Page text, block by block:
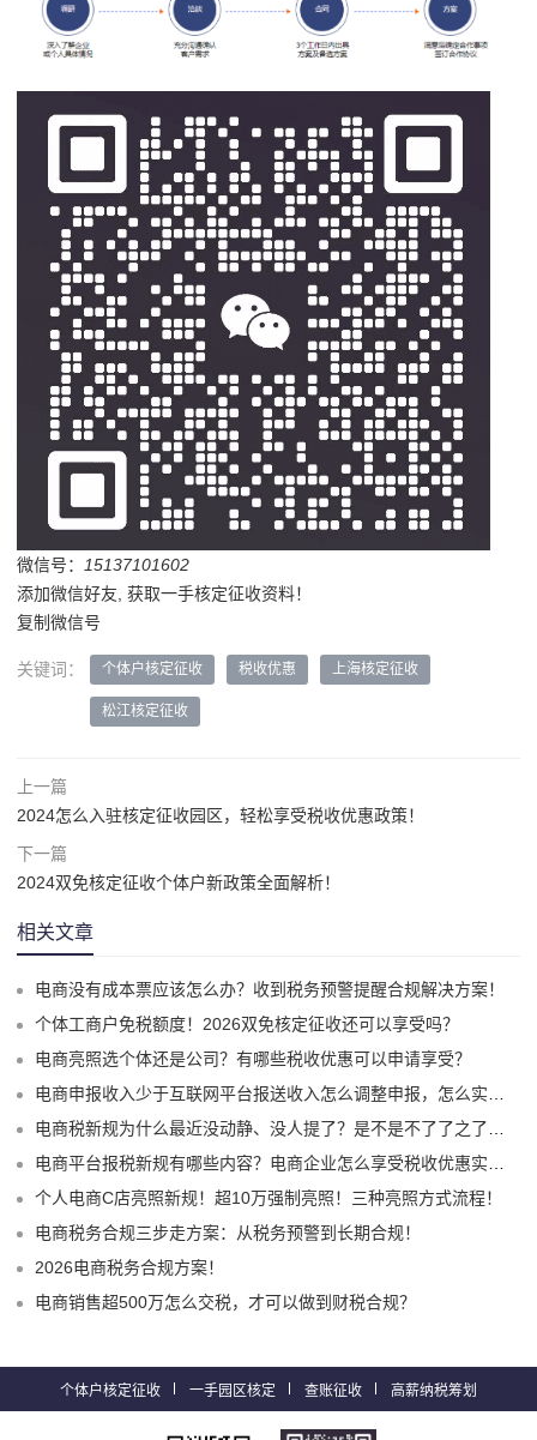
微信号：
15137101602
添加微信好友, 获取一手核定征收资料！
复制微信号
关键词： 个体户核定征收 税收优惠 上海核定征收
松江核定征收
上一篇
2024怎么入驻核定征收园区，轻松享受税收优惠政策！
下一篇
2024双免核定征收个体户新政策全面解析！
相关文章
电商没有成本票应该怎么办？收到税务预警提醒合规解决方案！
个体工商户免税额度！2026双免核定征收还可以享受吗？
电商亮照选个体还是公司？有哪些税收优惠可以申请享受？
电商申报收入少于互联网平台报送收入怎么调整申报，怎么实现合规申报享受税收优惠！
电商税新规为什么最近没动静、没人提了？是不是不了了之了嘛？
电商平台报税新规有哪些内容？电商企业怎么享受税收优惠实现税务合规？
个人电商C店亮照新规！超10万强制亮照！三种亮照方式流程！
电商税务合规三步走方案：从税务预警到长期合规！
2026电商税务合规方案！
电商销售超500万怎么交税，才可以做到财税合规？
个体户核定征收 一手园区核定 查账征收 高薪纳税筹划